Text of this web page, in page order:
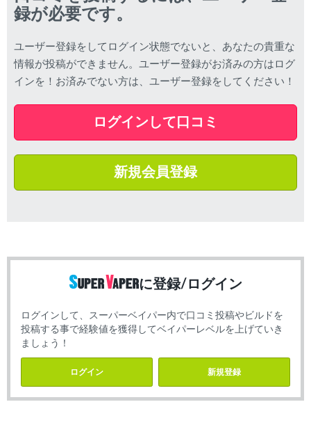
録が必要です。
ユーザー登録をしてログイン状態でないと、あなたの貴重な
情報が投稿ができません。ユーザー登録がお済みの方はログ
インを！お済みでない方は、ユーザー登録をしてください！
ログインして口コミ
新規会員登録
に登録/ログイン
ログインして、スーパーベイパー内で口コミ投稿やビルドを
投稿する事で経験値を獲得してベイパーレベルを上げていき
ましょう！
ログイン 新規登録